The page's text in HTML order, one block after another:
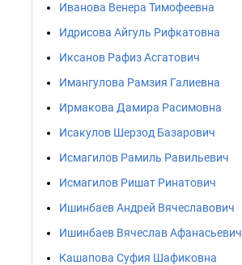
Иванова Венера Тимофеевна
Идрисова Айгуль Рифкатовна
Иксанов Рафиз Асгатович
Имангулова Рамзия Галиевна
Ирмакова Дамира Расимовна
Исакулов Шерзод Базарович
Исмагилов Рамиль Равильевич
Исмагилов Ришат Ринатович
Ишинбаев Андрей Вячеславович
Ишинбаев Вячеслав Афанасьевич
Кашапова Суфия Шафиковна